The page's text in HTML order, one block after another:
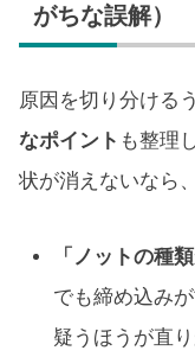
がちな誤解）
原因を切り分ける
なポイント も整理
状が消えないなら
「ノットの種
でも締め込み
疑うほうが直り